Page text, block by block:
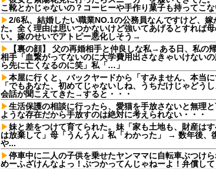
こ靴とかじゃないの？コーヒーや手作り菓子も持ってこ
2/6私、結婚したい職業NO.1の公務員なんですけど、嫁
た。全く理由は思いつかないけど強いてあげるとすれば
い。嫁のせいでアトピー悪化しそう→
【裏の顔】 父の再婚相手と仲良しな私→ある日、私の
相手「血繋がってないのに大学費用出さなきゃいけない
ら先に亡くなるのに笑」私「…」
本屋に行くと、バックヤードから「すみません、本当に
「でもあなた、初めてじゃないしね、うちだけじゃどう
会話が聞こえてきた→すると・・・
生活保護の相談に行ったら、愛猫を手放さないと無理
ような存在だから手放すのは絶対に考えられない・・・
妹と差をつけて育てられた。妹「家も土地も、財産は
は放棄して」母「うんうん」私「わかった」 → 数年後、
や...
停車中に二人の子供を乗せたヤンママに自転車ぶつけ
めーふざけんなよっ！ぶつかってんじゃねーよ！弁償し